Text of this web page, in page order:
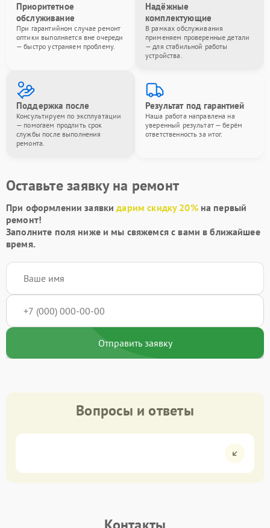
Приоритетное
обслуживание
При гарантийном случае ремонт
оптики выполняется вне очереди
— быстро устраняем проблему.
Надёжные
комплектующие
В рамках обслуживания
применяем проверенные детали
— для стабильной работы
устройства.
Поддержка после
Консультируем по эксплуатации
— помогаем продлить срок
службы после выполнения
ремонта.
Результат под гарантией
Наша работа направлена на
уверенный результат — берём
ответственность за итог.
Оставьте заявку на ремонт
При оформлении заявкидарим скидку 20%на первый
ремонт!
Заполните поля ниже и мы свяжемся с вами в ближайшее
время.
Отправить заявку
Вопросы и ответы